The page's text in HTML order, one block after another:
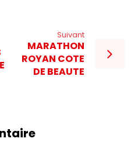
Suivant
MARATHON
ROYAN COTE
DE BEAUTE